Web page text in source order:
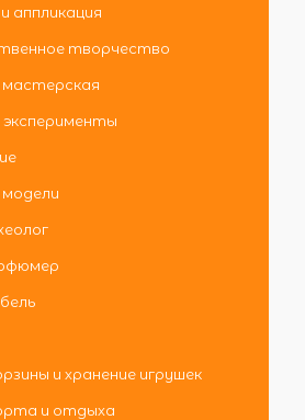
аппликация
творчество
и хранение игрушек
и отдыха